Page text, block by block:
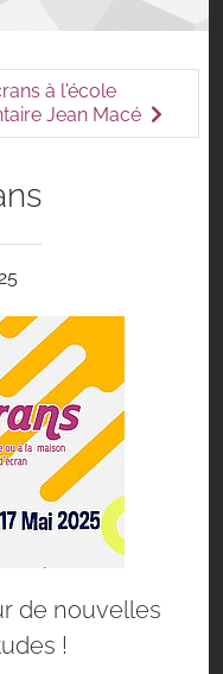
à l'école
Jean Macé
de nouvelles
!